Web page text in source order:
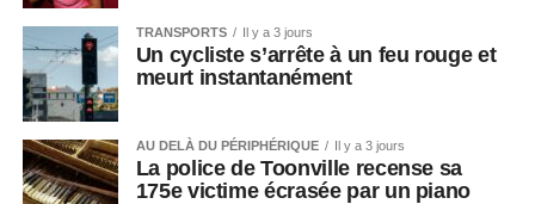
TRANSPORTS Il y a 3 jours
Un cycliste s’arrête à un feu rouge et
meurt instantanément
AU DELÀ DU PÉRIPHÉRIQUE Il y a 3 jours
La police de Toonville recense sa
175e victime écrasée par un piano